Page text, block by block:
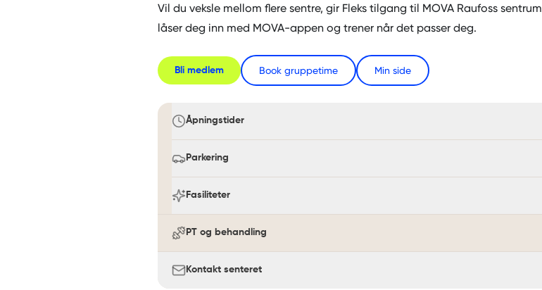
Vil du veksle mellom flere sentre, gir Fleks tilgang til MOVA Raufoss sentrum
låser deg inn med MOVA-appen og trener når det passer deg.
Bli medlem Book gruppetime Min side
Åpningstider
Parkering
Fasiliteter
PT og behandling
Kontakt senteret